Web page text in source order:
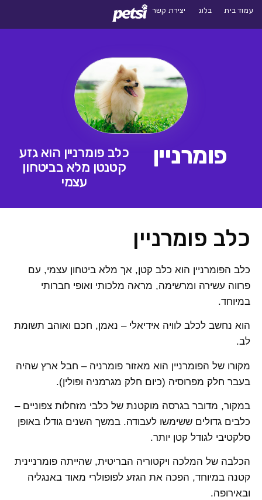
עמוד בית בלוג יצירת קשר
פומרניין
כלב פומרניין הוא גזע
קטנטן מלא בביטחון
עצמי
כלב פומרניין
כלב הפומרניין הוא כלב קטן, אך מלא ביטחון עצמי, עם
פרווה עשירה ומרשימה, מראה מלכותי ואופי חברותי
במיוחד.
הוא נחשב לכלב לוויה אידיאלי – נאמן, חכם ואוהב תשומת
לב.
מקורו של הפומרניין הוא מאזור פומרניה – חבל ארץ שהיה
בעבר חלק מפרוסיה (כיום חלק מגרמניה ופולין).
במקור, מדובר בגרסה מוקטנת של כלבי מזחלות צפוניים –
כלבים גדולים ששימשו לעבודה. במשך השנים גודלו באופן
סלקטיבי לגודל קטן יותר.
הכלבה של המלכה ויקטוריה הבריטית, שהייתה פומרניינית
קטנה במיוחד, הפכה את הגזע לפופולרי מאוד באנגליה
ובאירופה.